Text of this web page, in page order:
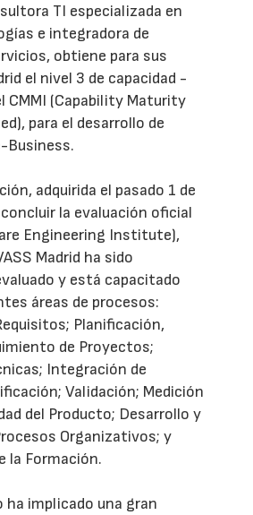
TI especializada en
e integradora de
obtiene para sus
el nivel 3 de capacidad -
CMMI (Capability Maturity
para el desarrollo de
Business.
adquirida el pasado 1 de
la evaluación oficial
Engineering Institute),
Madrid ha sido
y está capacitado
áreas de procesos:
Planificación,
de Proyectos;
Integración de
Validación; Medición
del Producto; Desarrollo y
Organizativos; y
la Formación.
ha implicado una gran